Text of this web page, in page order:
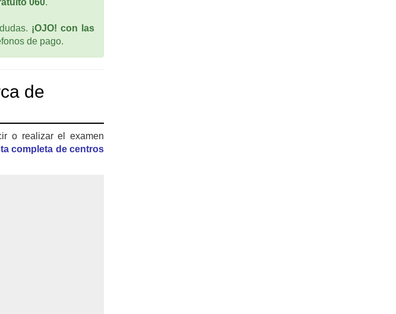
¡OJO! con las
de pago.
de
o realizar el examen
completa de centros